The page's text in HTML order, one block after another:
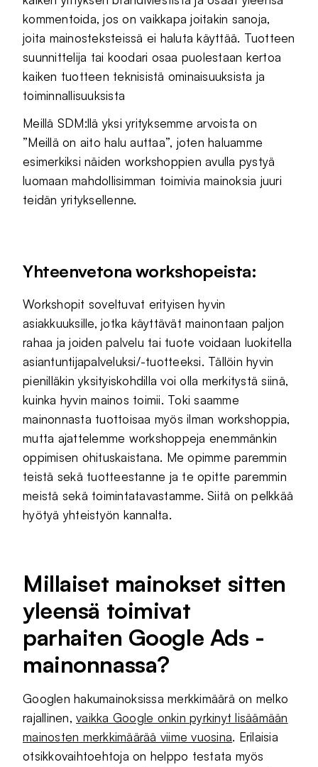
kommentoida, jos on vaikkapa joitakin sanoja,
joita mainosteksteissä ei haluta käyttää. Tuotteen
suunnittelija tai koodari osaa puolestaan kertoa
kaiken tuotteen teknisistä ominaisuuksista ja
toiminnallisuuksista
Meillä SDM:llä yksi yrityksemme arvoista on
”Meillä on aito halu auttaa”, joten haluamme
esimerkiksi näiden workshoppien avulla pystyä
luomaan mahdollisimman toimivia mainoksia juuri
teidän yrityksellenne.
Yhteenvetona workshopeista:
Workshopit soveltuvat erityisen hyvin
asiakkuuksille, jotka käyttävät mainontaan paljon
rahaa ja joiden palvelu tai tuote voidaan luokitella
asiantuntijapalveluksi/-tuotteeksi. Tällöin hyvin
pienilläkin yksityiskohdilla voi olla merkitystä siinä,
kuinka hyvin mainos toimii. Toki saamme
mainonnasta tuottoisaa myös ilman workshoppia,
mutta ajattelemme workshoppeja enemmänkin
oppimisen ohituskaistana. Me opimme paremmin
teistä sekä tuotteestanne ja te opitte paremmin
meistä sekä toimintatavastamme. Siitä on pelkkää
hyötyä yhteistyön kannalta.
Millaiset mainokset sitten
yleensä toimivat
parhaiten Google Ads -
mainonnassa?
Googlen hakumainoksissa merkkimäärä on melko
rajallinen,vaikka Google onkin pyrkinyt lisäämään
mainosten merkkimäärää viime vuosina. Erilaisia
otsikkovaihtoehtoja on helppo testata myös